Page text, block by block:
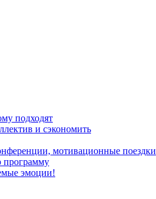
подходят
и сэкономить
мотивационные поездки
программу
эмоции!